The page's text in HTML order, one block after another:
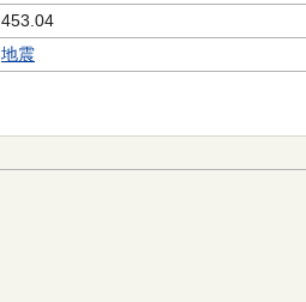
453.04
地震